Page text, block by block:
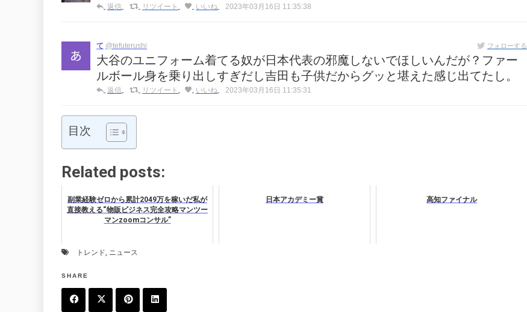
返信 リツイート いいね 2023年03月16日 11:35:38
て @tefuterushi フォローする
大谷のユニフォーム着てる奴が日本代表の邪魔しないでほしいんだが？ファー
ルボール身を乗り出しすぎだし吉田も子供だからグッと堪えた感じ出てたし。
返信 リツイート いいね 2023年03月16日 11:35:31
目次
Related posts:
副業経験ゼロから累計2049万を稼いだ私が
直接教える“物販ビジネス完全攻略マンツー
マンzoomコンサル”
日本アカデミー賞 高知ファイナル
トレンド, ニュース
SHARE